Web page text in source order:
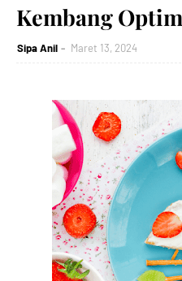
Kembang
Sipa Anil Maret 13, 2024